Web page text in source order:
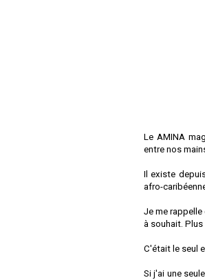
Le AMINA
entre nos
Il existe
afro-
Je me
à souhait.
C'était le seul
Si j'ai une